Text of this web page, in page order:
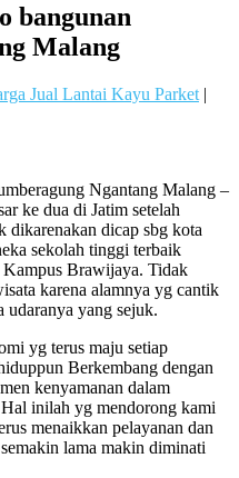
bangunan
Malang
Jual Lantai Kayu Parket |
Ngantang Malang –
ke dua di Jatim setelah
dikarenakan dicap sbg kota
sekolah tinggi terbaik
Brawijaya. Tidak
karena alamnya yg cantik
yang sejuk.
yg terus maju setiap
Berkembang dengan
kenyamanan dalam
inilah yg mendorong kami
menaikkan pelayanan dan
lama makin diminati